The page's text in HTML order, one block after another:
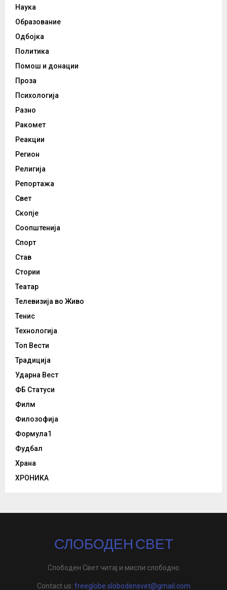
Наука
Образование
Одбојка
Политика
Помош и донации
Проза
Психологија
Разно
Ракомет
Реакции
Регион
Религија
Репортажа
Свет
Скопје
Соопштенија
Спорт
Став
Стории
Театар
Телевизија во Живо
Тенис
Технологија
Топ Вести
Традиција
Ударна Вест
ФБ Статуси
Филм
Филозофија
Формула1
Фудбал
Храна
ХРОНИКА
СЛОБОДЕН СВЕТ
Слободен Свет читај и мисли слободно
Contact us: freeglobe.slobodensvet@gmail.com